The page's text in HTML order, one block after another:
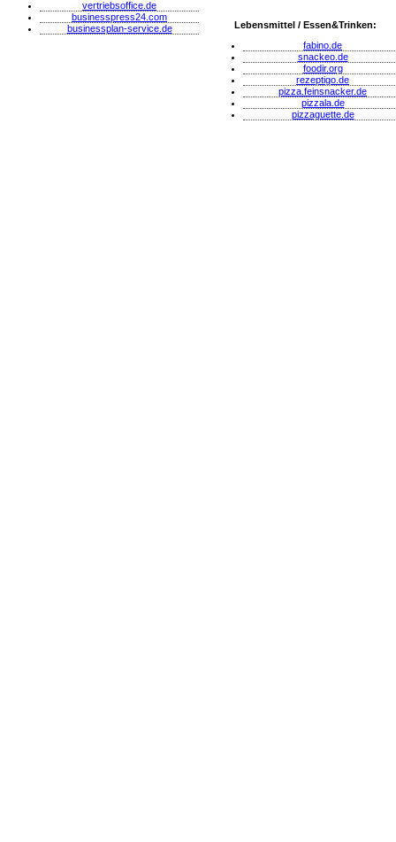
vertriebsoffice.de
businesspress24.com
businessplan-service.de
Lebensmittel / Essen&Trinken:
fabino.de
snackeo.de
foodir.org
rezeptigo.de
pizza.feinsnacker.de
pizzala.de
pizzaguette.de